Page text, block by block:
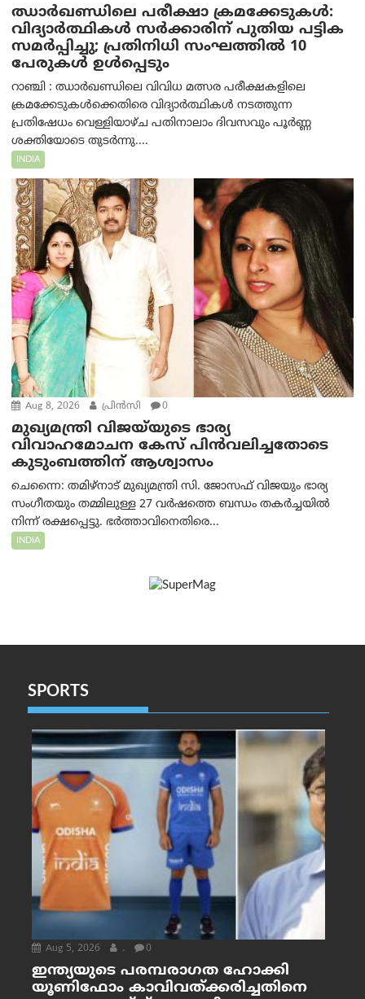
ഝാര്‍ഖണ്ഡിലെ പരീക്ഷാ ക്രമക്കേടുകള്‍:
വിദ്യാർത്ഥികൾ സർക്കാരിന് പുതിയ പട്ടിക
സമർപ്പിച്ചു; പ്രതിനിധി സംഘത്തിൽ 10
പേരുകൾ ഉൾപ്പെടും
റാഞ്ചി : ഝാർഖണ്ഡിലെ വിവിധ മത്സര പരീക്ഷകളിലെ
ക്രമക്കേടുകൾക്കെതിരെ വിദ്യാർത്ഥികൾ നടത്തുന്ന
പ്രതിഷേധം വെള്ളിയാഴ്ച പതിനാലാം ദിവസവും പൂർണ്ണ
ശക്തിയോടെ തുടർന്നു....
INDIA
Aug 8, 2026 പ്രിന്‍സി 0
മുഖ്യമന്ത്രി വിജയ്‌യുടെ ഭാര്യ
വിവാഹമോചന കേസ് പിൻവലിച്ചതോടെ
കുടുംബത്തിന് ആശ്വാസം
ചെന്നൈ: തമിഴ്‌നാട് മുഖ്യമന്ത്രി സി. ജോസഫ് വിജയും ഭാര്യ
സംഗീതയും തമ്മിലുള്ള 27 വർഷത്തെ ബന്ധം തകർച്ചയിൽ
നിന്ന് രക്ഷപ്പെട്ടു. ഭർത്താവിനെതിരെ...
INDIA
SPORTS
Aug 5, 2026 . 0
ഇന്ത്യയുടെ പരമ്പരാഗത ഹോക്കി
യൂണിഫോം കാവിവത്ക്കരിച്ചതിനെ